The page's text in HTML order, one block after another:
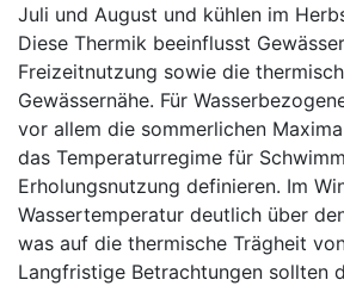
Juli und August und kühlen im
Diese Thermik beeinflusst
Freizeitnutzung sowie die
Gewässernähe. Für
vor allem die sommerlichen
das Temperaturregime für
Erholungsnutzung definieren. Im
Wassertemperatur deutlich über
was auf die thermische Trägheit
Langfristige Betrachtungen sollten